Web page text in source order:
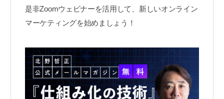
是非Zoomウェビナーを活用して、新しいオンライン
マーケティングを始めましょう！